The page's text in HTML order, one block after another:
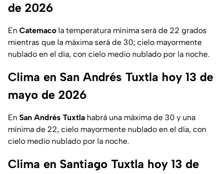
de 2026
En Catemaco la temperatura mínima será de 22 grados
mientras que la máxima será de 30; cielo mayormente
nublado en el día, con cielo medio nublado por la noche.
Clima en San Andrés Tuxtla hoy 13 de
mayo de 2026
En San Andrés Tuxtla habrá una máxima de 30 y una
mínima de 22, cielo mayormente nublado en el día, con
cielo medio nublado por la noche.
Clima en Santiago Tuxtla hoy 13 de